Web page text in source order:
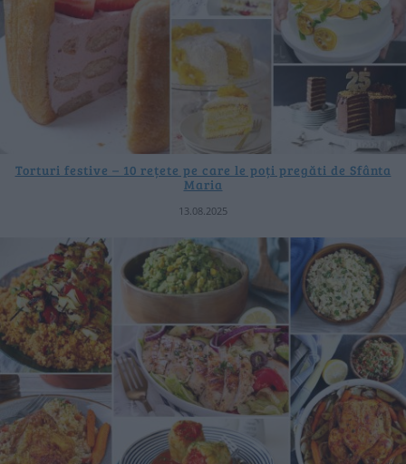
Torturi festive – 10 rețete pe care le poți pregăti de Sfânta
Maria
13.08.2025